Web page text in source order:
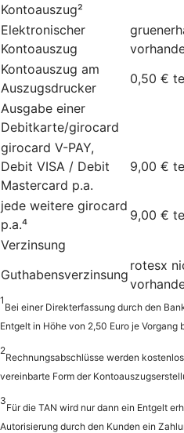
Kontoauszug²
Elektronischer
Kontoauszug
Kontoauszug am
Auszugsdrucker
0,50 €
Ausgabe einer
Debitkarte/girocard
girocard V-PAY,
Debit VISA / Debit
Mastercard p.a.
9,00 €
jede weitere girocard
p.a.⁴
9,00 €
Verzinsung
Guthabensverzinsung
rotesx
1
Bei einer Direkterfassung durch den
Entgelt in Höhe von 2,50 Euro je Vorgang
2
Rechnungsabschlüsse werden
vereinbarte Form der
3
Für die TAN wird nur dann ein Entgelt
Autorisierung durch den Kunden ein